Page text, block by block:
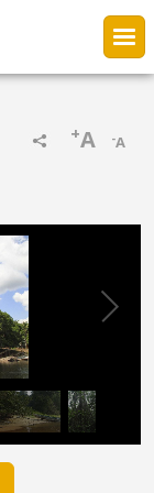
-A
+A